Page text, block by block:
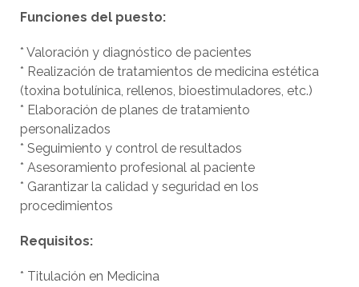
Funciones del puesto:
* Valoración y diagnóstico de pacientes
* Realización de tratamientos de medicina estética
(toxina botulínica, rellenos, bioestimuladores, etc.)
* Elaboración de planes de tratamiento
personalizados
* Seguimiento y control de resultados
* Asesoramiento profesional al paciente
* Garantizar la calidad y seguridad en los
procedimientos
Requisitos:
* Titulación en Medicina